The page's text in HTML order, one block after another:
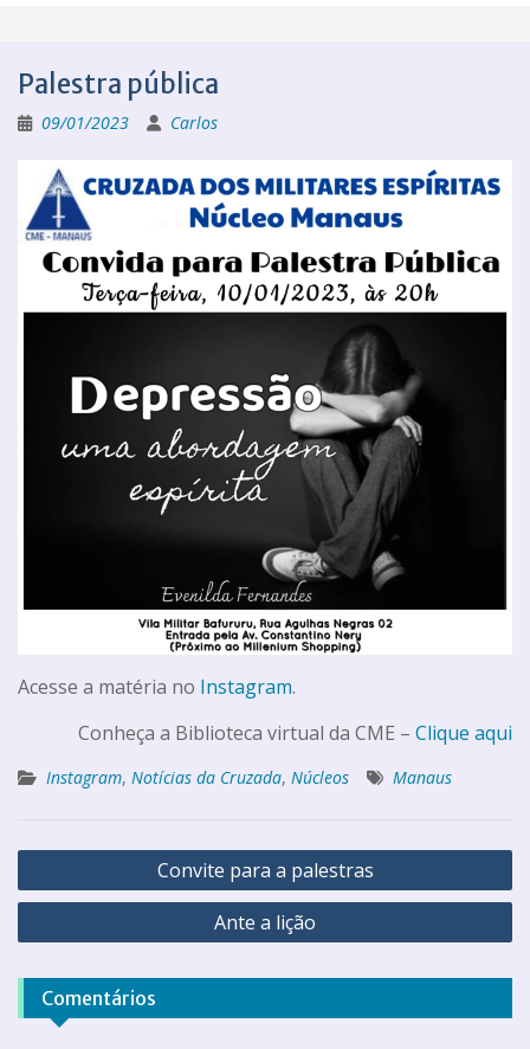
Palestra pública
09/01/2023 Carlos
Acesse a matéria no Instagram.
Conheça a Biblioteca virtual da CME – Clique aqui
Instagram, Notícias da Cruzada, Núcleos Manaus
Convite para a palestras
Ante a lição
Comentários